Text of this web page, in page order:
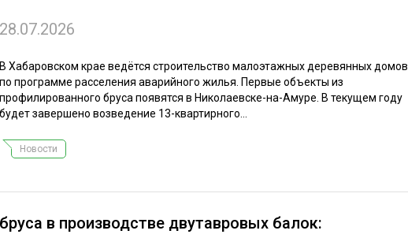
КАЛЕНДАРЬ ВЫСТАВОК
Анонсы
28.07.2026
В Хабаровском крае ведётся строительство малоэтажных деревянных домов
по программе расселения аварийного жилья. Первые объекты из
профилированного бруса появятся в Николаевске-на-Амуре. В текущем году
будет завершено возведение 13-квартирного...
Новости
в производстве двутавровых балок: